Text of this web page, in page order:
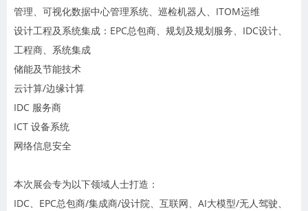
管理、可视化数据中心管理系统、巡检机器人、ITOM运维
设计工程及系统集成：EPC总包商、规划及规划服务、IDC设计、
工程商、系统集成
储能及节能技术
云计算/边缘计算
IDC 服务商
ICT 设备系统
网络信息安全
本次展会专为以下领域人士打造：
IDC、EPC总包商/集成商/设计院、互联网、AI大模型/无人驾驶、